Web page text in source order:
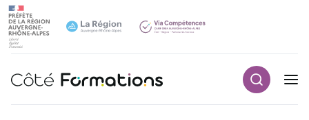
Navigation principale